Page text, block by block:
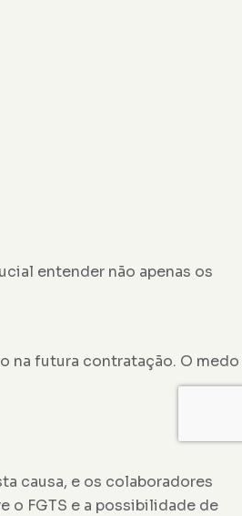
entender não apenas os
na futura contratação. O medo
causa, e os colaboradores
o FGTS e a possibilidade de